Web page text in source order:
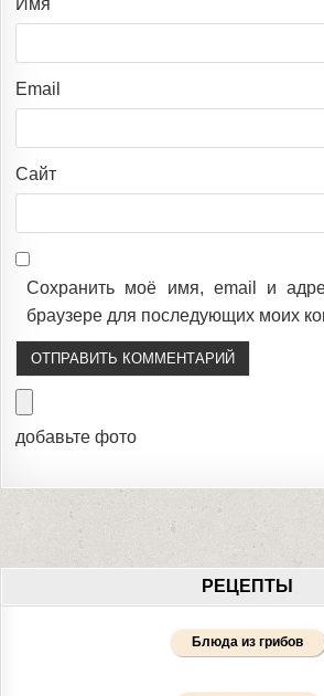
Имя
Email
Сайт
Сохранить моё имя, email и
браузере для последующих моих
добавьте фото
РЕЦЕПТЫ
Блюда из грибов